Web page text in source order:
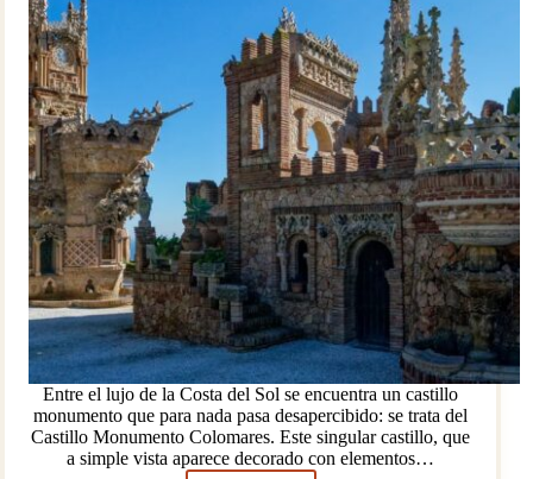
Entre el lujo de la Costa del Sol se encuentra un castillo
monumento que para nada pasa desapercibido: se trata del
Castillo Monumento Colomares. Este singular castillo, que
a simple vista aparece decorado con elementos…